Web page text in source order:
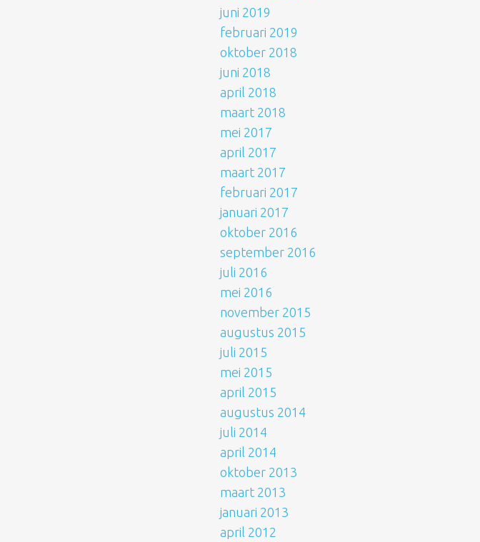
juni 2019
februari 2019
oktober 2018
juni 2018
april 2018
maart 2018
mei 2017
april 2017
maart 2017
februari 2017
januari 2017
oktober 2016
september 2016
juli 2016
mei 2016
november 2015
augustus 2015
juli 2015
mei 2015
april 2015
augustus 2014
juli 2014
april 2014
oktober 2013
maart 2013
januari 2013
april 2012